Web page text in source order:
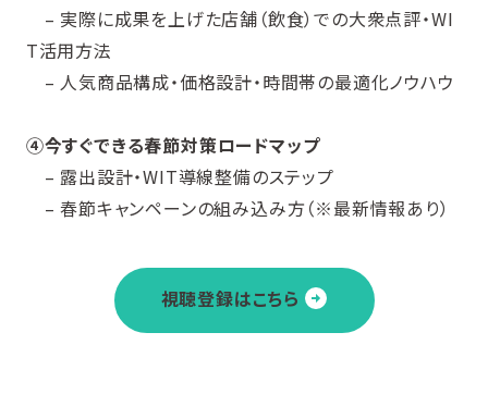
– 実際に成果を上げた店舗（飲食）での大衆点評・WI
T活用方法
– 人気商品構成・価格設計・時間帯の最適化ノウハウ
④今すぐできる春節対策ロードマップ
– 露出設計・WIT導線整備のステップ
– 春節キャンペーンの組み込み方（※最新情報あり）
視聴登録はこちら